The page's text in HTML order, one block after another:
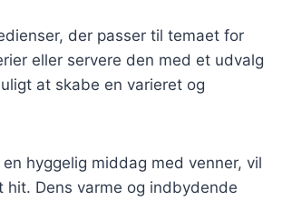
der passer til temaet for
eller servere den med et udvalg
at skabe en varieret og
hyggelig middag med venner, vil
Dens varme og indbydende